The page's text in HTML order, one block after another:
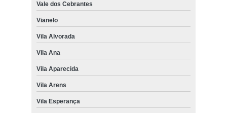
Vale dos Cebrantes
Vianelo
Vila Alvorada
Vila Ana
Vila Aparecida
Vila Arens
Vila Esperança